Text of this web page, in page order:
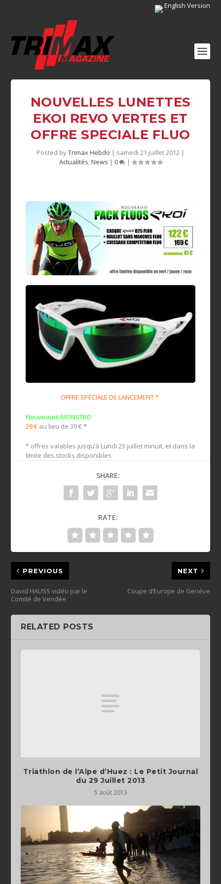
English Version
NOUVELLES LUNETTES
EKOI REVO VERTES ET
OFFRE SPECIALE FLUO
Posted byTrimax Hebdo | samedi 21 juillet 2012 |
Actualités,News | 0 |
OFFRE SPECIALE DE LANCEMENT *
Nouveauté MONSTRO
29 € au lieu de 39 € *
* offres valables jusqu’à Lundi 23 juillet minuit, et dans la
limite des stocks disponibles
SHARE:
RATE:
PREVIOUS
David HAUSS vidéo par le
Comité de Vendée
NEXT
Coupe d’Europe de Genève
RELATED POSTS
Triathlon de l’Alpe d’Huez : Le Petit Journal
du 29 Juillet 2013
5 août 2013